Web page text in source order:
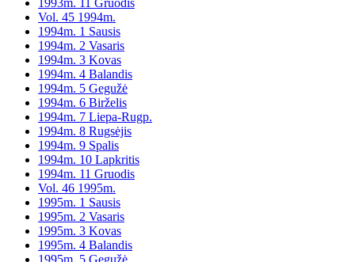
1993m. 11 Gruodis
Vol. 45 1994m.
1994m. 1 Sausis
1994m. 2 Vasaris
1994m. 3 Kovas
1994m. 4 Balandis
1994m. 5 Gegužė
1994m. 6 Birželis
1994m. 7 Liepa-Rugp.
1994m. 8 Rugsėjis
1994m. 9 Spalis
1994m. 10 Lapkritis
1994m. 11 Gruodis
Vol. 46 1995m.
1995m. 1 Sausis
1995m. 2 Vasaris
1995m. 3 Kovas
1995m. 4 Balandis